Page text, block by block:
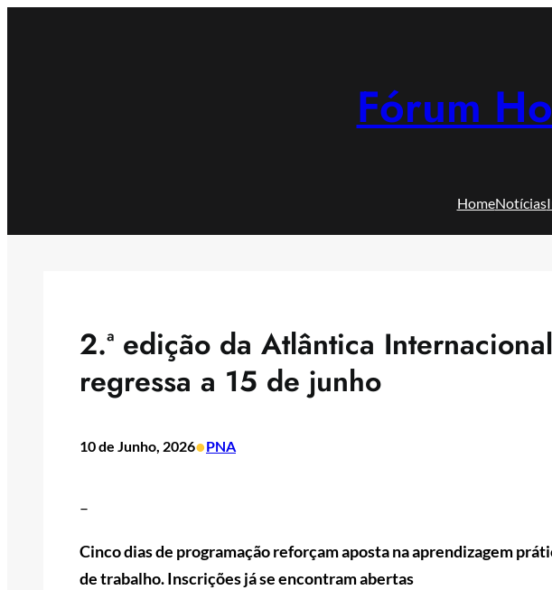
Fórum
HomeNotícias
2.ª edição da Atlântica
regressa a 15 de junho
10 de Junho, 2026•PNA
–
Cinco dias de programação reforçam aposta na aprendizagem
de trabalho. Inscrições já se encontram abertas